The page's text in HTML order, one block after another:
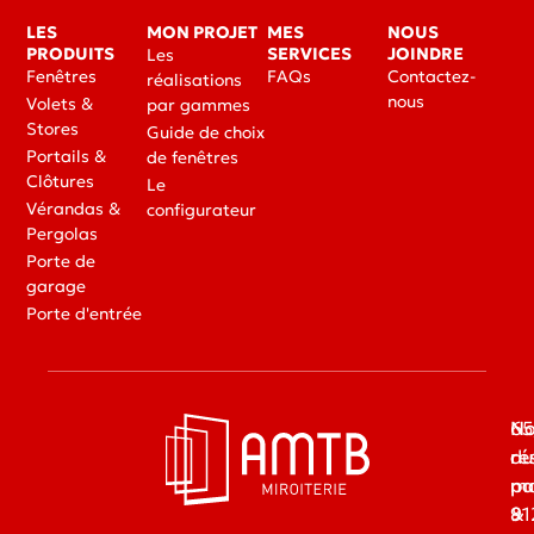
LES
PRODUITS
Fenêtres
Volets &
Stores
Portails &
Clôtures
Vérandas &
Pergolas
Porte de
garage
Porte d'entrée
MON PROJET
Les
réalisations
par gammes
Guide de choix
de fenêtres
Le
configurateur
MES
SERVICES
FAQs
NOUS
JOINDRE
Contactez-
nous
du
&